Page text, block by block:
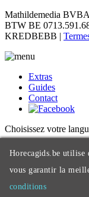
Mathildemedia
BTW BE
KREDBEBB |
Extras
Guides
Contact
Choisissez votre
NL
FR
EN
×
Horecagids.be utilise
vous garantir la
conditions